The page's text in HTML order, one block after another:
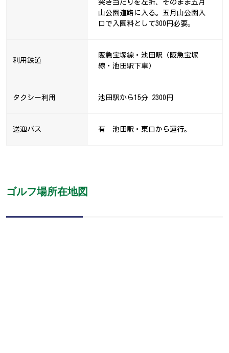
突き当たりを左折、そのまま五月
山公園道路に入る。五月山公園入
口で入園料として300円必要。
利用鉄道
阪急宝塚線・池田駅（阪急宝塚
線・池田駅下車）
タクシー利用 池田駅から15分 2300円
送迎バス 有 池田駅・東口から運行。
ゴルフ場所在地図